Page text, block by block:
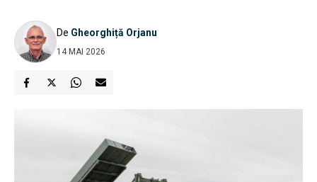
De Gheorghiță Orjanu
14 MAI 2026